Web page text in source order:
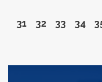
Go to page
31 Go to page
32 Go to
33 Go to
34